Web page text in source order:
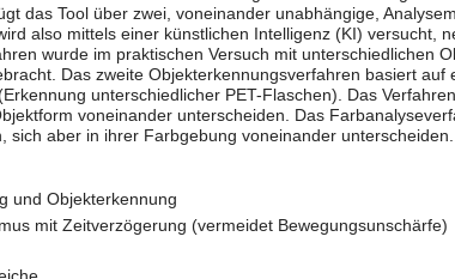
das Tool über zwei, voneinander unabhängige,
also mittels einer künstlichen Intelligenz (KI) versucht,
wurde im praktischen Versuch mit unterschiedlichen
Das zweite Objekterkennungsverfahren basiert auf
unterschiedlicher PET-Flaschen). Das
voneinander unterscheiden. Das
aber in ihrer Farbgebung voneinander unterscheiden.
und Objekterkennung
mit Zeitverzögerung (vermeidet Bewegungsunschärfe)